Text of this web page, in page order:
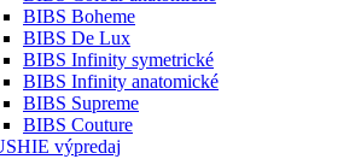
BIBS Boheme
BIBS De Lux
BIBS Infinity symetrické
BIBS Infinity anatomické
BIBS Supreme
BIBS Couture
výpredaj